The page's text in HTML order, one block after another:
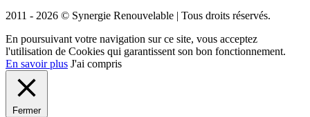
2011 - 2026 © Synergie Renouvelable | Tous droits réservés.
En poursuivant votre navigation sur ce site, vous acceptez
l'utilisation de Cookies qui garantissent son bon fonctionnement.
En savoir plus J'ai compris
Fermer